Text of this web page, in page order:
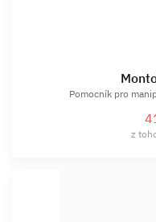
Pomocník pro
z